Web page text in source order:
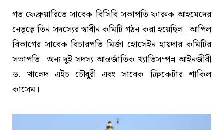
গত ফেব্রুয়ারিতে সাবেক বিসিবি সভাপতি ফারুক আহমেদের
নেতৃত্বে তিন সদস্যের স্বাধীন কমিটি গঠন করা হয়েছিল। আপিল
বিভাগের সাবেক বিচারপতি মির্জা হোসেইন হায়দার কমিটির
সভাপতি। অন্য দুই সদস্য আন্তর্জাতিক খ্যাতিসম্পন্ন আইনজীবী
ড. খালেদ এইচ চৌধুরী এবং সাবেক ক্রিকেটার শাকিল
কাসেম।